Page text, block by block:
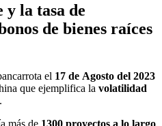
y la tasa de
de bienes raíces
el 17 de Agosto del 2023
que ejemplifica la volatilidad
más de 1300 proyectos a lo largo